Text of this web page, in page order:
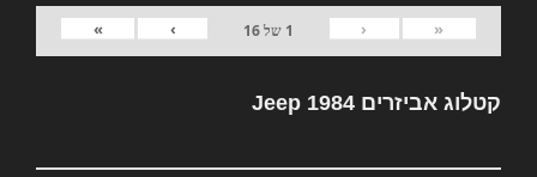
«
‹
1 של16
›
»
קטלוג אביזרים Jeep 1984